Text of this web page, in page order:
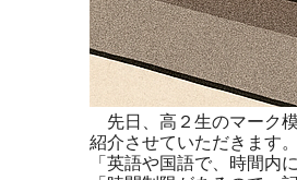
先日、高２生のマーク
紹介させていただきます。
「英語や国語で、時間内